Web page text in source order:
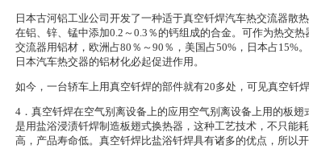
日本古河铝工业公司开发了一种适于真空钎焊汽车热交流器散
在铝、锌、锰中添加0.2～0.3％的钙组成的合金。可作为热交
交流器用铝材，欧洲占80％～90％，美国占50%，日本占15%
日本汽车热交器的铝材化必起促进作用。
如今，一台轿车上用真空钎焊的部件就有20多处，可见真空钎
4．真空钎焊在空气别离设备上的应用空气别离设备上用的板
是用盐浴浸渍钎焊制造板翅式换热器，这种工艺技术，不只能
高，产品寿命低。真空钎焊比盐浴钎焊具有诸多的优点，所以